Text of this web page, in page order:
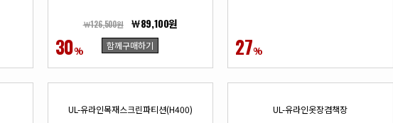
30%
￦126,500원 ￦89,100원
함께구매하기 27%
UL-유라인목재스크린파티션(H400) UL-유라인옷장겸책장